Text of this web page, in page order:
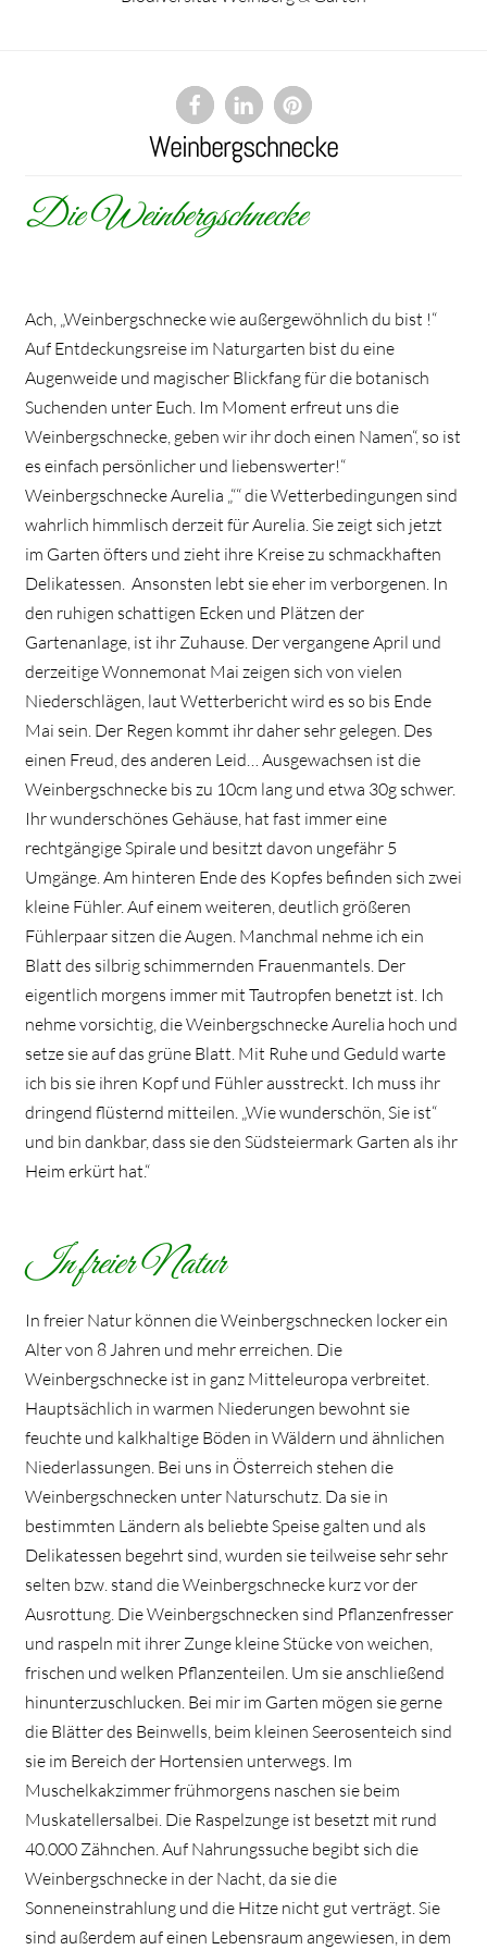
Weinbergschnecke
Die Weinbergschnecke
Ach, „Weinbergschnecke wie außergewöhnlich du bist !“
Auf Entdeckungsreise im Naturgarten bist du eine
Augenweide und magischer Blickfang für die botanisch
Suchenden unter Euch. Im Moment erfreut uns die
Weinbergschnecke, geben wir ihr doch einen Namen“, so ist
es einfach persönlicher und liebenswerter!“
Weinbergschnecke Aurelia „““ die Wetterbedingungen sind
wahrlich himmlisch derzeit für Aurelia. Sie zeigt sich jetzt
im Garten öfters und zieht ihre Kreise zu schmackhaften
Delikatessen. Ansonsten lebt sie eher im verborgenen. In
den ruhigen schattigen Ecken und Plätzen der
Gartenanlage, ist ihr Zuhause. Der vergangene April und
derzeitige Wonnemonat Mai zeigen sich von vielen
Niederschlägen, laut Wetterbericht wird es so bis Ende
Mai sein. Der Regen kommt ihr daher sehr gelegen. Des
einen Freud, des anderen Leid… Ausgewachsen ist die
Weinbergschnecke bis zu 10cm lang und etwa 30g schwer.
Ihr wunderschönes Gehäuse, hat fast immer eine
rechtgängige Spirale und besitzt davon ungefähr 5
Umgänge. Am hinteren Ende des Kopfes befinden sich zwei
kleine Fühler. Auf einem weiteren, deutlich größeren
Fühlerpaar sitzen die Augen. Manchmal nehme ich ein
Blatt des silbrig schimmernden Frauenmantels. Der
eigentlich morgens immer mit Tautropfen benetzt ist. Ich
nehme vorsichtig, die Weinbergschnecke Aurelia hoch und
setze sie auf das grüne Blatt. Mit Ruhe und Geduld warte
ich bis sie ihren Kopf und Fühler ausstreckt. Ich muss ihr
dringend flüsternd mitteilen. „Wie wunderschön, Sie ist“
und bin dankbar, dass sie den Südsteiermark Garten als ihr
Heim erkürt hat.“
In freier Natur
In freier Natur können die Weinbergschnecken locker ein
Alter von 8 Jahren und mehr erreichen. Die
Weinbergschnecke ist in ganz Mitteleuropa verbreitet.
Hauptsächlich in warmen Niederungen bewohnt sie
feuchte und kalkhaltige Böden in Wäldern und ähnlichen
Niederlassungen. Bei uns in Österreich stehen die
Weinbergschnecken unter Naturschutz. Da sie in
bestimmten Ländern als beliebte Speise galten und als
Delikatessen begehrt sind, wurden sie teilweise sehr sehr
selten bzw. stand die Weinbergschnecke kurz vor der
Ausrottung. Die Weinbergschnecken sind Pflanzenfresser
und raspeln mit ihrer Zunge kleine Stücke von weichen,
frischen und welken Pflanzenteilen. Um sie anschließend
hinunterzuschlucken. Bei mir im Garten mögen sie gerne
die Blätter des Beinwells, beim kleinen Seerosenteich sind
sie im Bereich der Hortensien unterwegs. Im
Muschelkakzimmer frühmorgens naschen sie beim
Muskatellersalbei. Die Raspelzunge ist besetzt mit rund
40.000 Zähnchen. Auf Nahrungssuche begibt sich die
Weinbergschnecke in der Nacht, da sie die
Sonneneinstrahlung und die Hitze nicht gut verträgt. Sie
sind außerdem auf einen Lebensraum angewiesen, in dem